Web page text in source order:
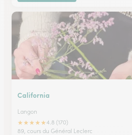
California
Langon
★★★★★4.8 (170)
89, cours du Général Leclerc